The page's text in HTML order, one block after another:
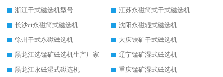
浙江干式磁选机型号
江苏永磁筒式干式磁选机
长沙ct永磁筒式磁选机
沈阳永磁辊式磁选机
徐州干式永磁磁选机
大庆铁矿干式磁选机
黑龙江选锰矿磁选机生产厂家
辽宁锰矿湿式磁选机
黑龙江永磁湿式磁选机
重庆锰矿湿式磁选机